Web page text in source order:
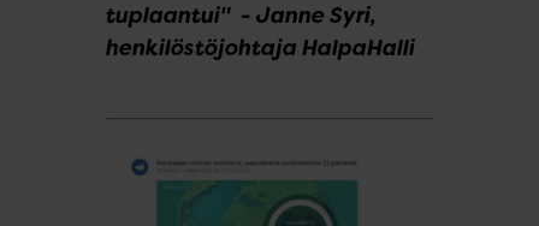
tuplaantui" - Janne Syri,
henkilöstöjohtaja HalpaHalli